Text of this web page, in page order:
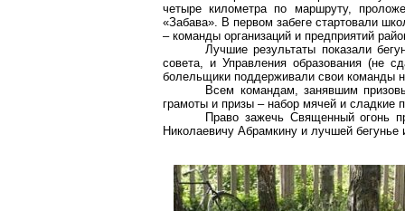
четыре километра по маршруту,
«Забава». В первом забеге стартовали
– команды организаций и предприятий
Лучшие результаты показали
совета, и Управления образования (не
болельщики поддерживали свои команды
Всем командам, занявшим
грамоты и призы – набор мячей и сладкие
Право зажечь Священный огонь
Николаевичу Абрамкину и лучшей